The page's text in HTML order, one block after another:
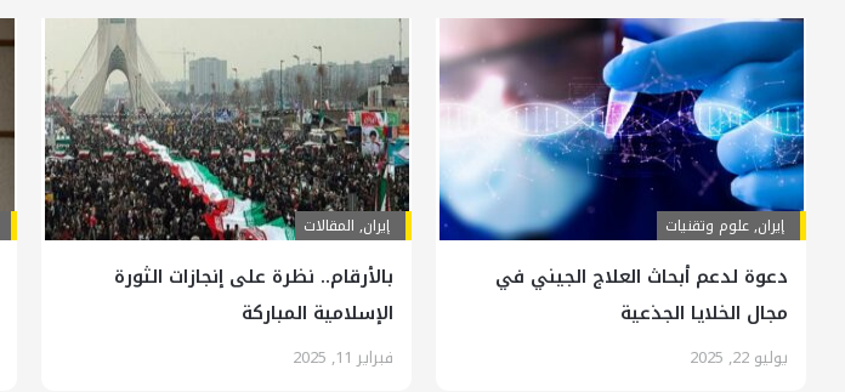
إيران,علوم وتقنيات
دعوة لدعم أبحاث العلاج الجيني في
مجال الخلايا الجذعية
يوليو 22, 2025
إيران, المقالات
بالأرقام.. نظرة على إنجازات الثورة
الإسلامية المباركة
فبراير 11, 2025